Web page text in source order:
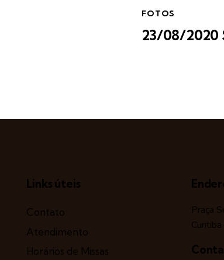
FOTOS
23/08/2020
Links úteis
Contato
Atendimento
Horários de Missas
Praça